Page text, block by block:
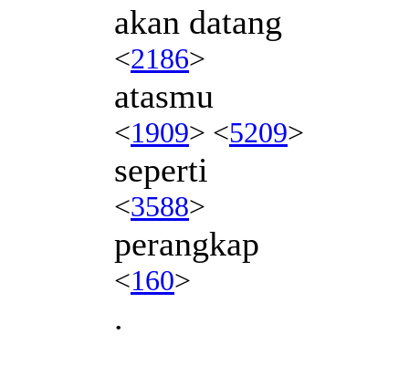
akan datang
<2186>
atasmu
<1909> <5209>
seperti
<3588>
perangkap
<160>
.